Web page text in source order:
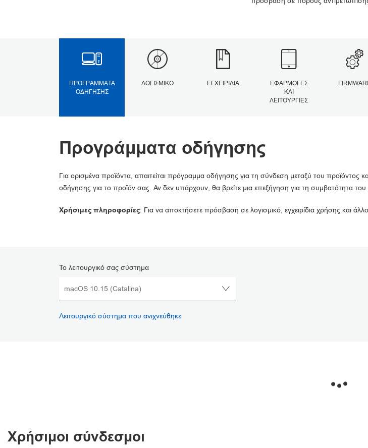
ΠΡΟΓΡΆΜΜΑΤΑ
ΟΔΉΓΗΣΗΣ
ΛΟΓΙΣΜΙΚΌ ΕΓΧΕΙΡΊΔΙΑ
ΕΦΑΡΜΟΓΈΣ
ΚΑΙ
ΛΕΙΤΟΥΡΓΊΕΣ
Προγράμματα οδήγησης
Για ορισμένα προϊόντα, απαιτείται πρόγραμμα οδήγησης για τη σύνδεση μεταξύ του προϊόντος
οδήγησης για το προϊόν σας. Αν δεν υπάρχουν, θα βρείτε μια επεξήγηση για τη συμβατότητα
Χρήσιμες πληροφορίες: Για να αποκτήσετε πρόσβαση σε λογισμικό, εγχειρίδια χρήσης και
Το λειτουργικό σας σύστημα
Λειτουργικό σύστημα που ανιχνεύθηκε
Χρήσιμοι σύνδεσμοι